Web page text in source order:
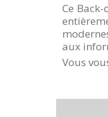
Ce
aux
Vous